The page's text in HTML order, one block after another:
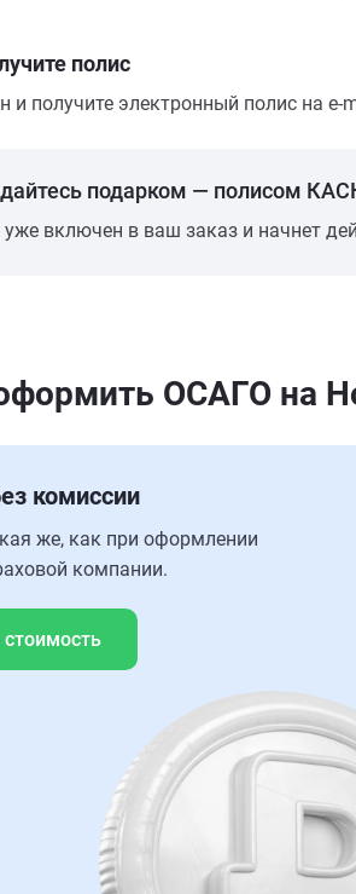
полис
и получите электронный полис на e-
подарком — полисом
уже включен в ваш заказ и начнет
ОСАГО на
комиссии
же, как при оформлении
компании.
стоимость